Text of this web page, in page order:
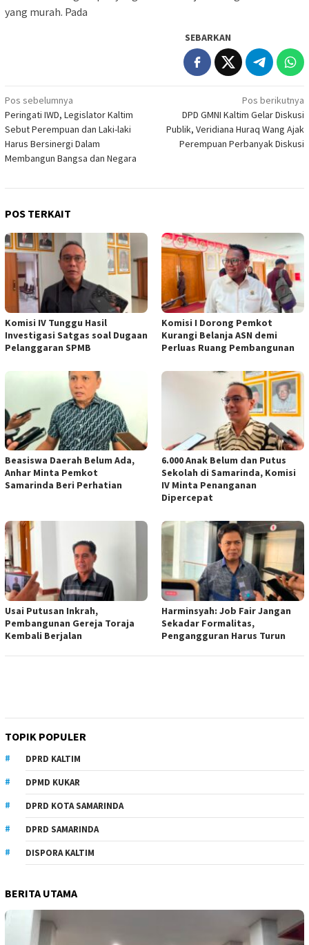
yang murah. Pada
SEBARKAN
Navigasi
pos
Pos sebelumnya
Peringati IWD, Legislator Kaltim
Sebut Perempuan dan Laki-laki
Harus Bersinergi Dalam
Membangun Bangsa dan Negara
Pos berikutnya
DPD GMNI Kaltim Gelar Diskusi
Publik, Veridiana Huraq Wang Ajak
Perempuan Perbanyak Diskusi
POS TERKAIT
Komisi IV Tunggu Hasil
Investigasi Satgas soal Dugaan
Pelanggaran SPMB
Komisi I Dorong Pemkot
Kurangi Belanja ASN demi
Perluas Ruang Pembangunan
Beasiswa Daerah Belum Ada,
Anhar Minta Pemkot
Samarinda Beri Perhatian
6.000 Anak Belum dan Putus
Sekolah di Samarinda, Komisi
IV Minta Penanganan
Dipercepat
Usai Putusan Inkrah,
Pembangunan Gereja Toraja
Kembali Berjalan
Harminsyah: Job Fair Jangan
Sekadar Formalitas,
Pengangguran Harus Turun
TOPIK POPULER
DPRD KALTIM
DPMD KUKAR
DPRD KOTA SAMARINDA
DPRD SAMARINDA
DISPORA KALTIM
BERITA UTAMA